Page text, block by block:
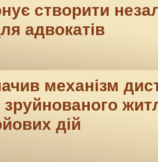
створити
адвокатів
механізм
дій